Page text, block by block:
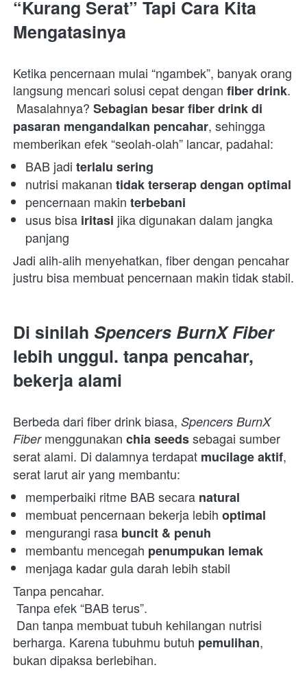
“Kurang Serat” Tapi Cara Kita
Mengatasinya
Ketika pencernaan mulai “ngambek”, banyak orang
langsung mencari solusi cepat dengan fiber drink.
Masalahnya? Sebagian besar fiber drink di
pasaran mengandalkan pencahar, sehingga
memberikan efek “seolah-olah” lancar, padahal:
BAB jadi terlalu sering
nutrisi makanan tidak terserap dengan optimal
pencernaan makin terbebani
usus bisa iritasi jika digunakan dalam jangka
panjang
Jadi alih-alih menyehatkan, fiber dengan pencahar
Di sinilah Spencers BurnX Fiber
lebih unggul. tanpa pencahar,
bekerja alami
Berbeda dari fiber drink biasa, Spencers BurnX
Fiber menggunakan chia seeds sebagai sumber
serat alami. Di dalamnya terdapat mucilage aktif,
serat larut air yang membantu:
memperbaiki ritme BAB secara natural
membuat pencernaan bekerja lebih optimal
mengurangi rasa buncit & penuh
membantu mencegah penumpukan lemak
menjaga kadar gula darah lebih stabil
Tanpa pencahar.
berharga. Karena tubuhmu butuh pemulihan,
bukan dipaksa berlebihan.